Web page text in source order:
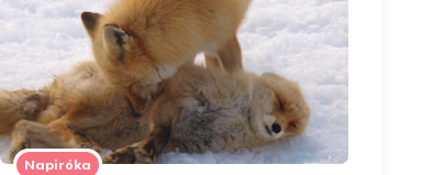
Napiróka